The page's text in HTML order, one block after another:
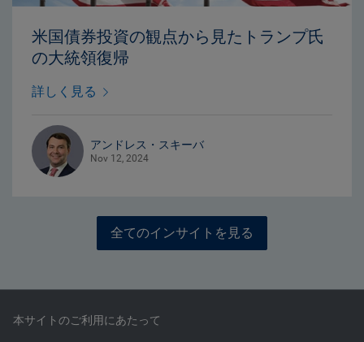
米国債券投資の観点から見たトランプ氏
の大統領復帰
詳しく見る
アンドレス・スキーバ
Nov 12, 2024
全てのインサイトを見る
本サイトのご利用にあたって